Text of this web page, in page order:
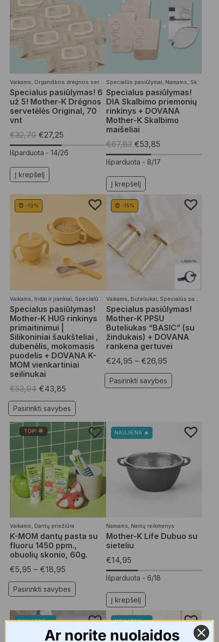
Vaikams, Organiškos drėgnos servetėlės ,Specialūs pasiūlymai
Specialus pasiūlymas! 6
už 5! Mother-K Drėgnos
servetėlės Original, 70
vnt
€32,70 €27,25
Išparduota - 14/26
Į krepšelį
Specialūs pasiūlymai, Namams, Skalbimo priemonės
Specialus pasiūlymas!
DIA Skalbimo priemonių
rinkinys + DOVANA
Mother-K Skalbimo
maišeliai
€67,83 €53,85
Išparduota - 8/17
Į krepšelį
⏰ -19%
Vaikams Indai ir įrankiai Specialūs pasiūlymai
Specialus pasiūlymas!
Mother-K HUG rinkinys
primaitinimui |
Silikoniniai šaukšteliai ,
dubenėlis, mokomasis
puodelis + DOVANA K-
MOM vienkartiniai
seilinukai
€53,94 €43,85
Pasirinkti savybes
⏰ -15%
Vaikams Buteliukai Specialūs pasiūlymai
Specialus pasiūlymas!
Mother-K PPSU
Buteliukas “BASIC” (su
žindukais) + DOVANA
rankena gertuvei
€24,95 – €26,95
Pasirinkti savybes
TOP! 🌟
Vaikams, Dantų priežiūra
K-MOM dantų pasta su
fluoru 1450 ppm.,
obuolių skonio, 60g.
€5,95 – €18,95
Pasirinkti savybes
NAUJIENA 🔥
Namams, Namų reikmenys
Mother-K Life Dubuo su
sieteliu
€14,95
Išparduota - 6/18
Į krepšelį
NAUJIENA 🔥 NAUJIENA 🔥
Ar norite nuolaidos